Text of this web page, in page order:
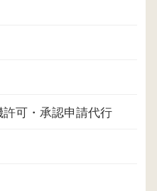
許可・承認申請代行